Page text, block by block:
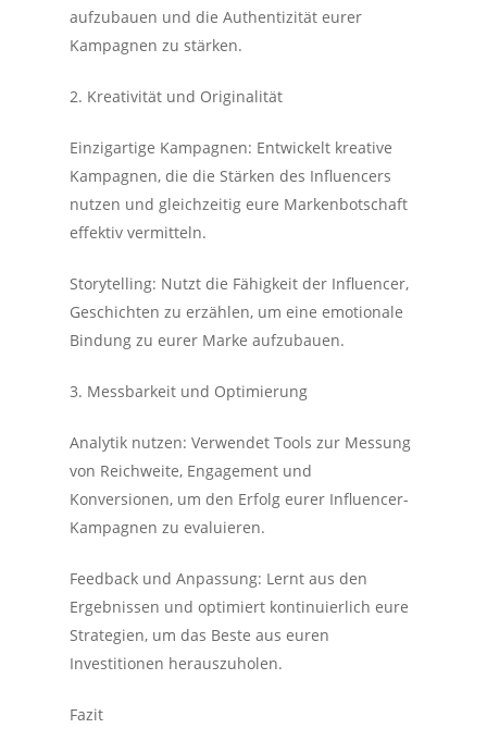
aufzubauen und die Authentizität eurer
Kampagnen zu stärken.
2. Kreativität und Originalität
Einzigartige Kampagnen: Entwickelt kreative
Kampagnen, die die Stärken des Influencers
nutzen und gleichzeitig eure Markenbotschaft
effektiv vermitteln.
Storytelling: Nutzt die Fähigkeit der Influencer,
Geschichten zu erzählen, um eine emotionale
Bindung zu eurer Marke aufzubauen.
3. Messbarkeit und Optimierung
Analytik nutzen: Verwendet Tools zur Messung
von Reichweite, Engagement und
Konversionen, um den Erfolg eurer Influencer-
Kampagnen zu evaluieren.
Feedback und Anpassung: Lernt aus den
Ergebnissen und optimiert kontinuierlich eure
Strategien, um das Beste aus euren
Investitionen herauszuholen.
Fazit